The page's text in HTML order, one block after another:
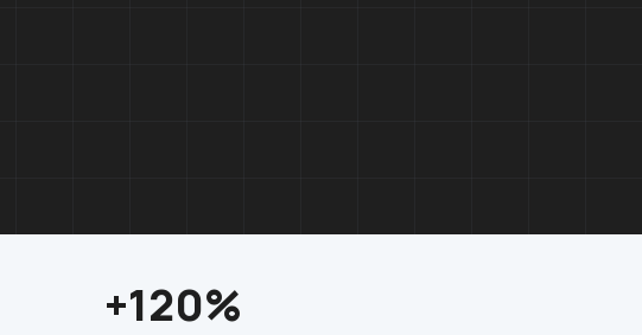
+120%